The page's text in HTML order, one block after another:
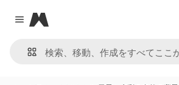
Close menu
Magnific